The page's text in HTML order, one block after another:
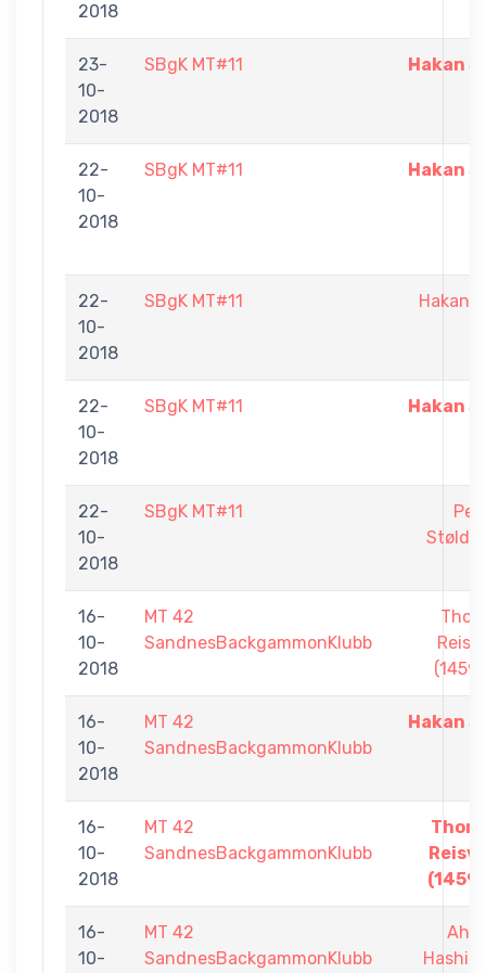
2018
23-
10-
2018
SBgK MT#11 Hakan
22-
10-
2018
SBgK MT#11 Hakan
22-
10-
2018
SBgK MT#11 Hakan
22-
10-
2018
SBgK MT#11 Hakan
22-
10-
2018
SBgK MT#11
Støldal
16-
10-
2018
MT 42
SandnesBackgammonKlubb
(1459)
16-
10-
2018
MT 42
SandnesBackgammonKlubb
Hakan
16-
10-
2018
MT 42
SandnesBackgammonKlubb
(1459)
16-
10-
MT 42
SandnesBackgammonKlubb
Hashim